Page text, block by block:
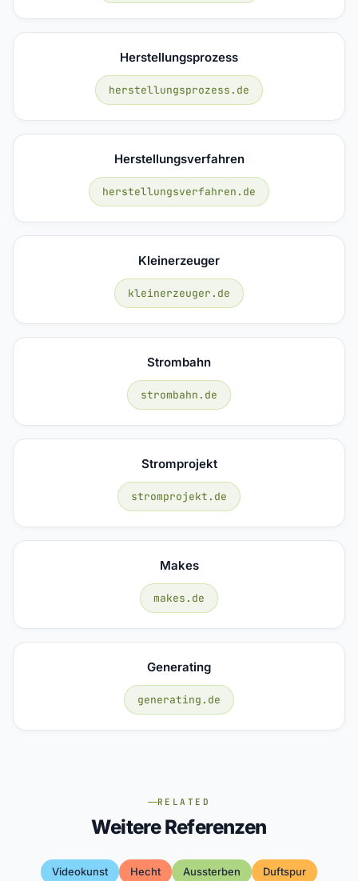
Herstellungsprozess
herstellungsprozess.de
Herstellungsverfahren
herstellungsverfahren.de
Kleinerzeuger
kleinerzeuger.de
Strombahn
strombahn.de
Stromprojekt
stromprojekt.de
Makes
makes.de
Generating
generating.de
RELATED
Weitere Referenzen
Videokunst Hecht Aussterben Duftspur